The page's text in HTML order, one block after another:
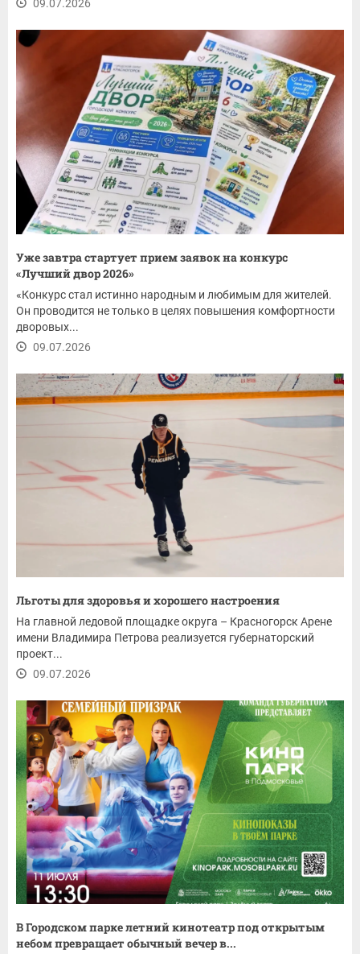
09.07.2026
Уже завтра стартует прием заявок на конкурс
«Лучший двор 2026»
«Конкурс стал истинно народным и любимым для жителей.
Он проводится не только в целях повышения комфортности
дворовых...
09.07.2026
Льготы для здоровья и хорошего настроения
На главной ледовой площадке округа – Красногорск Арене
имени Владимира Петрова реализуется губернаторский
проект...
09.07.2026
В Городском парке летний кинотеатр под открытым
небом превращает обычный вечер в...